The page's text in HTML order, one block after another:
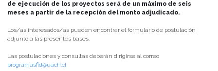
de ejecución de los proyectos será de un máximo de seis
meses a partir de la recepción del monto adjudicado.
Los/as interesados/as pueden encontrar el formulario de postulación
adjunto a las presentes bases.
Las postulaciones y consultas deberán dirigirse al correo
programasfid@uach.cl